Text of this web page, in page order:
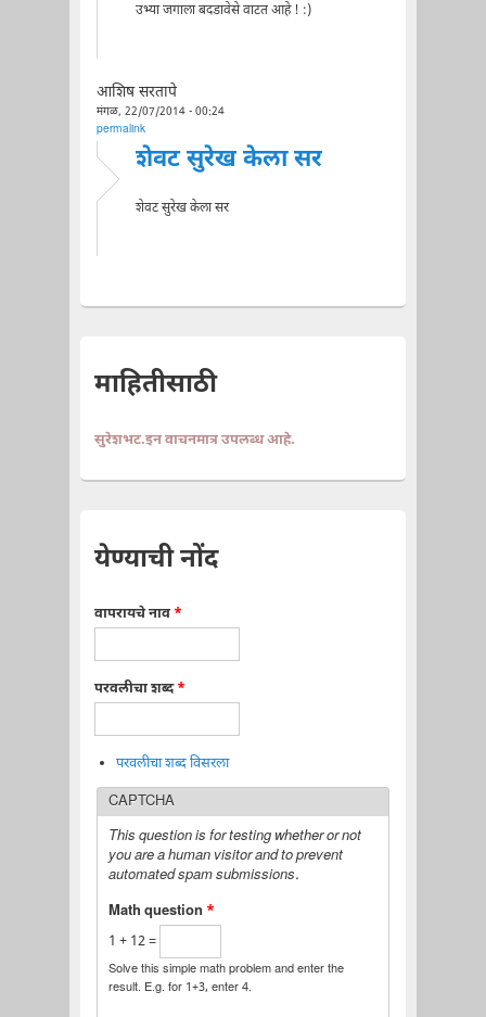
उभ्या जगाला बदडावेसे वाटत आहे ! :)
आशिष सरतापे
मंगळ, 22/07/2014 - 00:24
permalink
शेवट सुरेख केला सर
शेवट सुरेख केला सर
माहितीसाठी
सुरेशभट.इन वाचनमात्र उपलब्ध आहे.
येण्याची नोंद
वापरायचे नाव *
परवलीचा शब्द*
परवलीचा शब्द विसरला
CAPTCHA
This question is for testing whether or not
you are a human visitor and to prevent
automated spam submissions.
Math question *
1 + 12 =
Solve this simple math problem and enter the
result. E.g. for 1+3, enter 4.